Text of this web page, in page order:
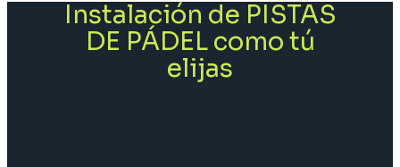
Instalación de PISTAS
DE PÁDEL como tú
elijas